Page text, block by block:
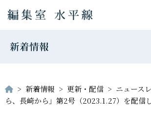
テ
へ
ス
新着情報
> 新着情報 > 更新・配信 > ニュース
ら、長崎から」第2号（2023.1.27）を配信